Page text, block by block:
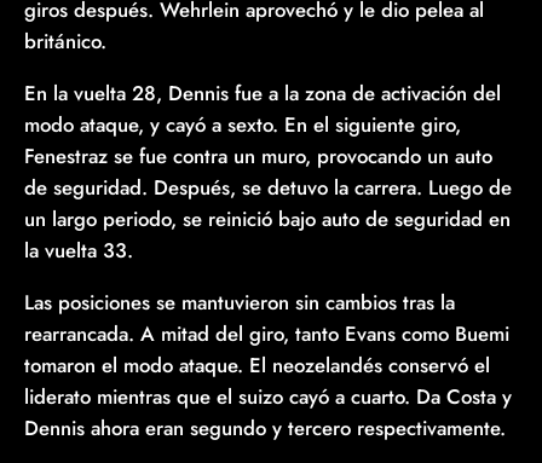
giros después. Wehrlein aprovechó y le dio pelea al
británico.
En la vuelta 28, Dennis fue a la zona de activación del
modo ataque, y cayó a sexto. En el siguiente giro,
Fenestraz se fue contra un muro, provocando un auto
de seguridad. Después, se detuvo la carrera. Luego de
un largo periodo, se reinició bajo auto de seguridad en
la vuelta 33.
Las posiciones se mantuvieron sin cambios tras la
rearrancada. A mitad del giro, tanto Evans como Buemi
tomaron el modo ataque. El neozelandés conservó el
liderato mientras que el suizo cayó a cuarto. Da Costa y
Dennis ahora eran segundo y tercero respectivamente.